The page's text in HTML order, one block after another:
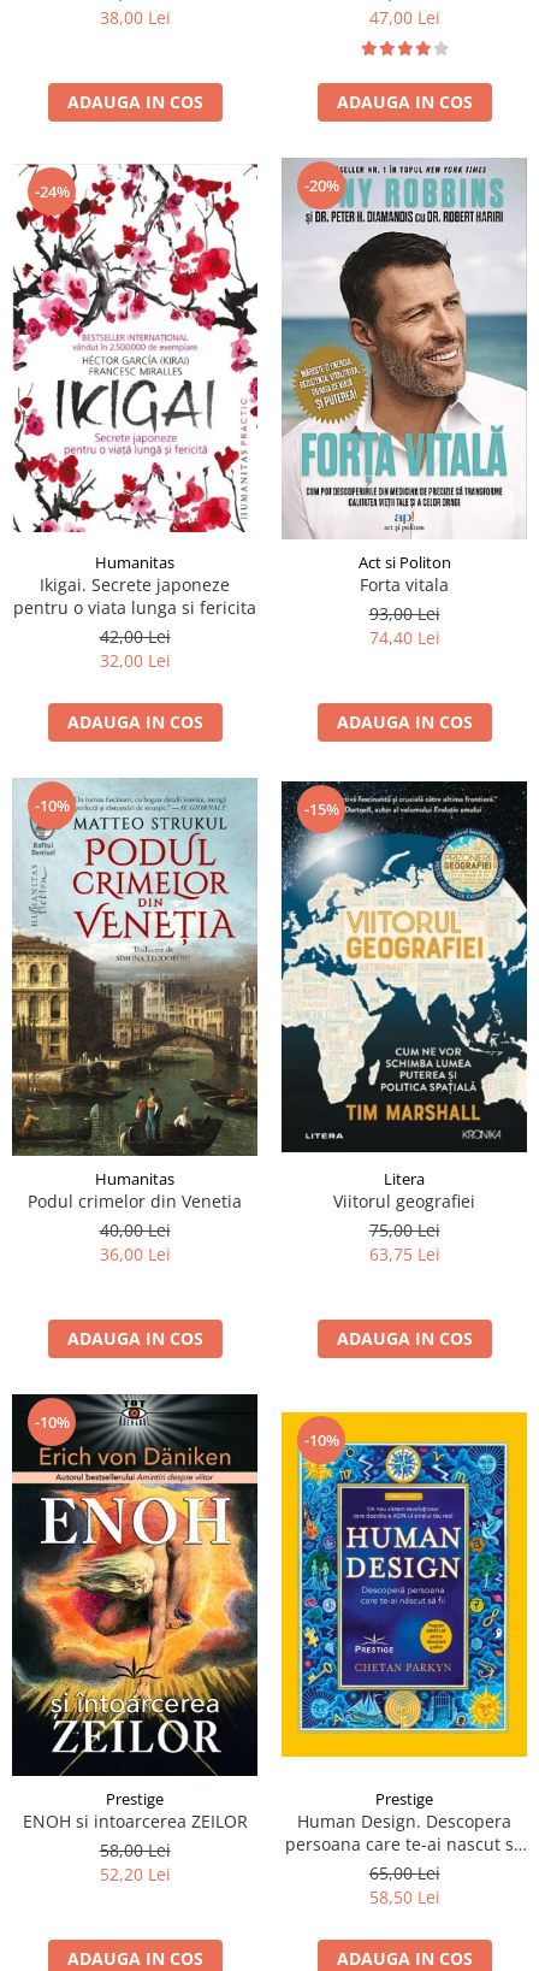
38,00 Lei
ADAUGA IN COS
47,00 Lei
ADAUGA IN COS
-24%
Humanitas
Ikigai. Secrete japoneze
pentru o viata lunga si fericita
42,00 Lei
32,00 Lei
ADAUGA IN COS
-20%
Act si Politon
Forta vitala
93,00 Lei
74,40 Lei
ADAUGA IN COS
-10%
Humanitas
Podul crimelor din Venetia
40,00 Lei
36,00 Lei
ADAUGA IN COS
-15%
Litera
Viitorul geografiei
75,00 Lei
63,75 Lei
ADAUGA IN COS
-10%
Prestige
ENOH si intoarcerea ZEILOR
58,00 Lei
52,20 Lei
ADAUGA IN COS
-10%
Prestige
Human Design. Descopera
persoana care te-ai nascut sa
fii
65,00 Lei
58,50 Lei
ADAUGA IN COS